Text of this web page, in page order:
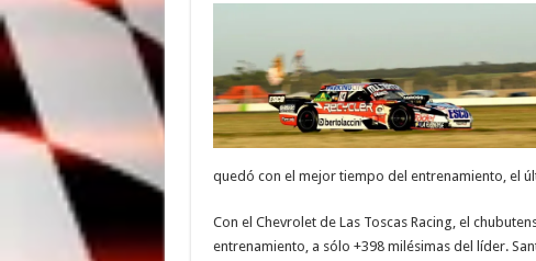
quedó con el mejor tiempo del entrenamiento, el
Con el Chevrolet de Las Toscas Racing, el
entrenamiento, a sólo +398 milésimas del líder.